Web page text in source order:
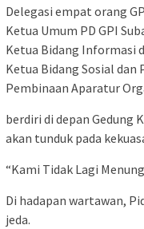
Delegasi empat orang
Ketua Umum PD GPI
Ketua Bidang Informasi
Ketua Bidang Sosial dan
Pembinaan Aparatur
berdiri di depan Gedung
akan tunduk pada
“Kami Tidak Lagi
Di hadapan wartawan,
jeda.